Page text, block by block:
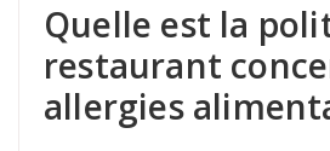
Quelle est la
restaurant
allergies